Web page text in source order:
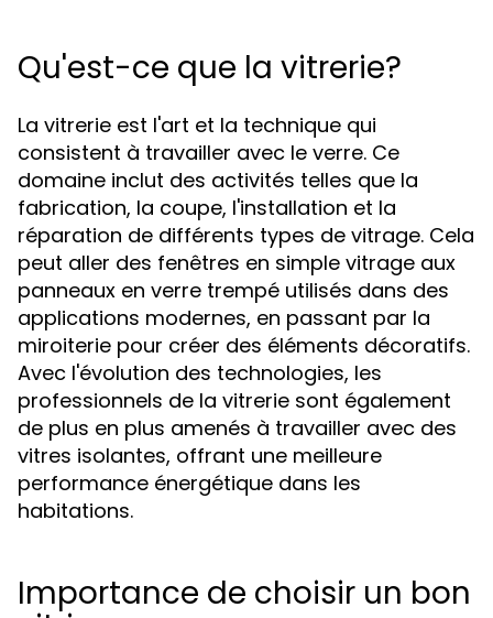
Qu'est-ce que la vitrerie?
La vitrerie est l'art et la technique qui
consistent à travailler avec le verre. Ce
domaine inclut des activités telles que la
fabrication, la coupe, l'installation et la
réparation de différents types de vitrage. Cela
peut aller des fenêtres en simple vitrage aux
panneaux en verre trempé utilisés dans des
applications modernes, en passant par la
miroiterie pour créer des éléments décoratifs.
Avec l'évolution des technologies, les
professionnels de la vitrerie sont également
de plus en plus amenés à travailler avec des
vitres isolantes, offrant une meilleure
performance énergétique dans les
habitations.
Importance de choisir un bon